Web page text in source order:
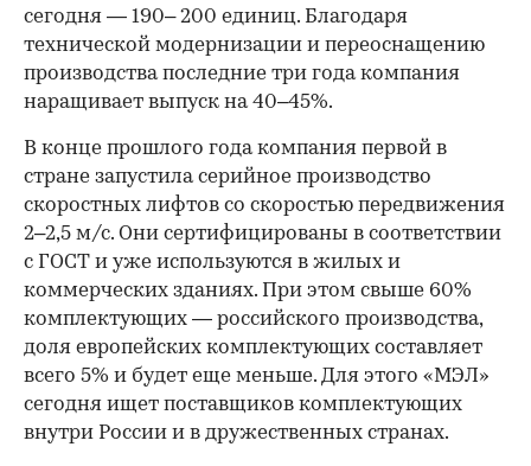
сегодня — 190– 200 единиц. Благодаря
технической модернизации и переоснащению
производства последние три года компания
наращивает выпуск на 40–45%.
00:00 / 00:00
В конце прошлого года компания первой в
стране запустила серийное производство
скоростных лифтов со скоростью передвижения
2–2,5 м/с. Они сертифицированы в соответствии
с ГОСТ и уже используются в жилых и
коммерческих зданиях. При этом свыше 60%
комплектующих — российского производства,
доля европейских комплектующих составляет
всего 5% и будет еще меньше. Для этого «МЭЛ»
сегодня ищет поставщиков комплектующих
внутри России и в дружественных странах.